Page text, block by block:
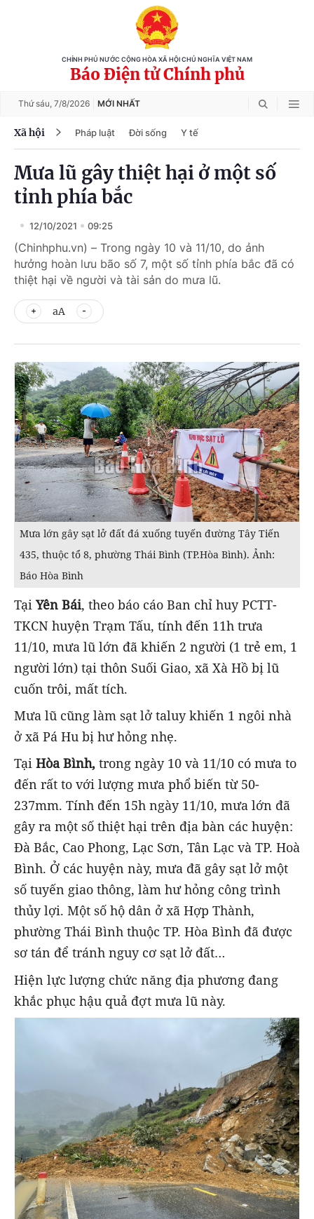
CHÍNH PHỦ NƯỚC CỘNG HÒA XÃ HỘI CHỦ NGHĨA VIỆT NAM
Báo Điện tử Chính phủ
Thứ sáu, 7/8/2026 MỚI NHẤT
Xã hội Pháp luật Đời sống Y tế
Mưa lũ gây thiệt hại ở một số
tỉnh phía bắc
12/10/2021 09:25
(Chinhphu.vn) – Trong ngày 10 và 11/10, do ảnh
hưởng hoàn lưu bão số 7, một số tỉnh phía bắc đã có
thiệt hại về người và tài sản do mưa lũ.
aA
Mưa lớn gây sạt lở đất đá xuống tuyến đường Tây Tiến
435, thuộc tổ 8, phường Thái Bình (TP.Hòa Bình). Ảnh:
Báo Hòa Bình
Tại Yên Bái, theo báo cáo Ban chỉ huy PCTT-
TKCN huyện Trạm Tấu, tính đến 11h trưa
11/10, mưa lũ lớn đã khiến 2 người (1 trẻ em, 1
người lớn) tại thôn Suối Giao, xã Xà Hồ bị lũ
cuốn trôi, mất tích.
Mưa lũ cũng làm sạt lở taluy khiến 1 ngôi nhà
ở xã Pá Hu bị hư hỏng nhẹ.
Tại Hòa Bình, trong ngày 10 và 11/10 có mưa to
đến rất to với lượng mưa phổ biến từ 50-
237mm. Tính đến 15h ngày 11/10, mưa lớn đã
gây ra một số thiệt hại trên địa bàn các huyện:
Đà Bắc, Cao Phong, Lạc Sơn, Tân Lạc và TP. Hoà
Bình. Ở các huyện này, mưa đã gây sạt lở một
số tuyến giao thông, làm hư hỏng công trình
thủy lợi. Một số hộ dân ở xã Hợp Thành,
phường Thái Bình thuộc TP. Hòa Bình đã được
sơ tán để tránh nguy cơ sạt lở đất…
Hiện lực lượng chức năng địa phương đang
khắc phục hậu quả đợt mưa lũ này.